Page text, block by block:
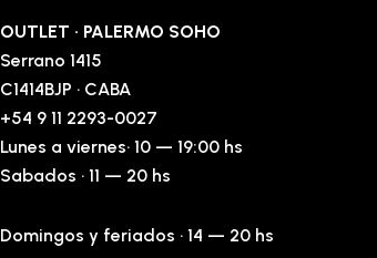
OUTLET · PALERMO SOHO
Serrano 1415
C1414BJP · CABA
+54 9 11 2293-0027
Lunes a viernes· 10 — 19:00 hs
Sabados · 11 — 20 hs
Domingos y feriados · 14 — 20 hs